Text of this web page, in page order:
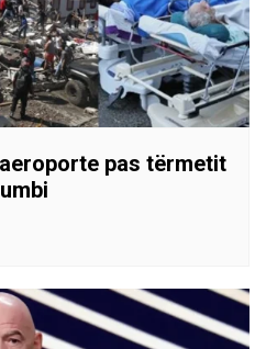
pas tërmetit